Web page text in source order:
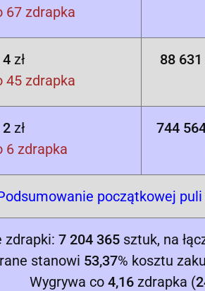
67 zdrapka
4 zł
45 zdrapka
88 631
2 zł
6 zdrapka
744
początkowej puli
zdrapki: 7 204 365sztuk, na
stanowi 53,37% kosztu
Wygrywa co 4,16zdrapka (